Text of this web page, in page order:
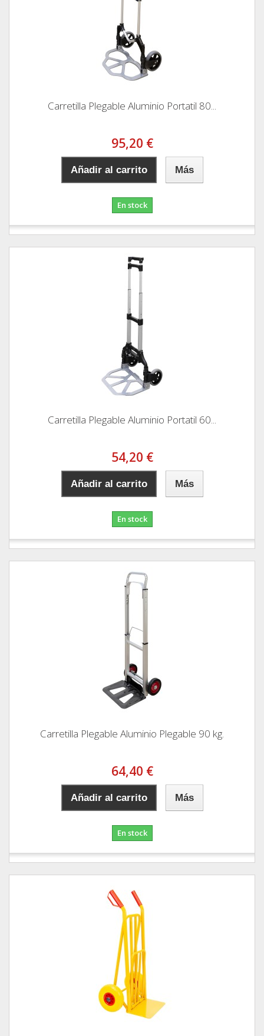
Carretilla Plegable Aluminio Portatil 80...
95,20 €
Añadir al carrito Más
En stock
Carretilla Plegable Aluminio Portatil 60...
54,20 €
Añadir al carrito Más
En stock
Carretilla Plegable Aluminio Plegable 90 kg.
64,40 €
Añadir al carrito Más
En stock